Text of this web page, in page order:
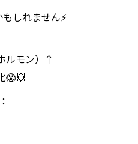
しれません⚡
ルモン）↑
😱💥